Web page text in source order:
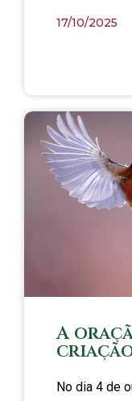
17/10/2025
A
No dia 4 de